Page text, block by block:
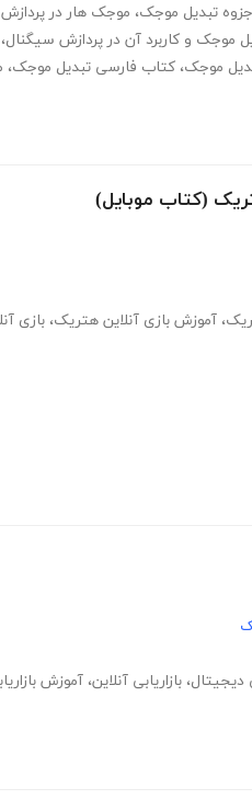
جزوه تبدیل موجک، موجک هار در پردازش
موجک و کاربرد آن در پردازش سیگنال،
موجک، کتاب فارسی تبدیل موجک،
(کتاب موبایل)
، آموزش بازی آنلاین هتریک، بازی
دیجیتال، بازاریابی آنلاین، آموزش